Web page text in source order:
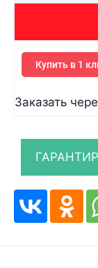
Купить в 1
Заказать